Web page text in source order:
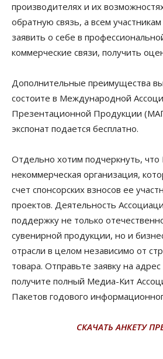
производителях и их
обратную связь, а всем
заявить о себе в
коммерческие связи, получить
Дополнительные преимущества
состоите в Международной
Презентационной Продукции
экспонат подается бесплатно.
Отдельно хотим подчеркнуть,
некоммерческая организация,
счет спонсорских взносов ее
проектов. Деятельность
поддержку не только
сувенирной продукции, но и
отрасли в целом независимо от
товара. Отправьте заявку на адрес
получите полный Медиа-Кит
Пакетов годового
СКАЧАТЬ АНКЕТУ